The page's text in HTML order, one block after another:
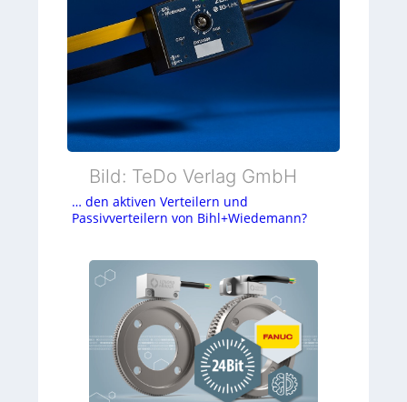
Bild: TeDo Verlag GmbH
… den aktiven Verteilern und
Passivverteilern von Bihl+Wiedemann?